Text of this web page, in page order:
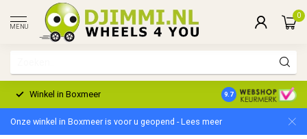
MENU
0
Winkel in Boxmeer 2 Jaar Garantie
9.7
Onze winkel in Boxmeer is voor u geopend - Lees meer